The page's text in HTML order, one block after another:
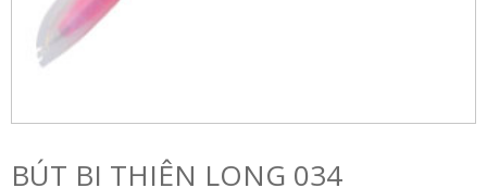
BÚT BI THIÊN LONG 034